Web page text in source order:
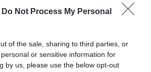
Do Not Process My Personal
of the sale, sharing to third parties, or
or sensitive information for
by us, please use the below opt-out
κομβική, πηγάζει από το γεγονός
αποκαμωμένος από τον κόσμο,